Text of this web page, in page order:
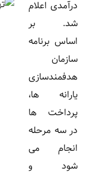
درآمدی اعلام
شد. بر
اساس برنامه
هدفمندسازی
یارانه ها،
پرداخت ها
در سه مرحله
انجام می
شود و